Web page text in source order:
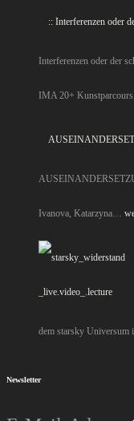
:: Interferenzen oder
Interferenzen oder der
IMA 20+
Ivanova, Katarzyna…
dem starsky
Newsletter